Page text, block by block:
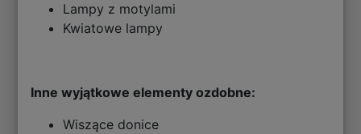
Lampy z motylami
Kwiatowe lampy
Inne wyjątkowe elementy ozdobne:
Wiszące donice